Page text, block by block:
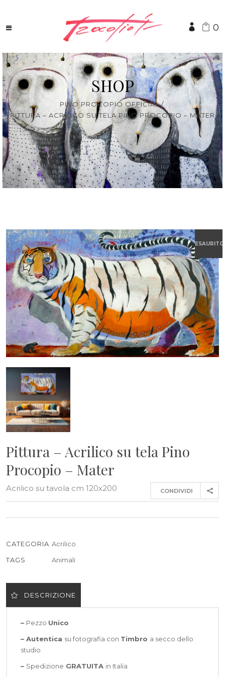
0
SHOP
PINO PROCOPIO OFFICIAL/
PITTURA – ACRILICO SU TELA PINO PROCOPIO – MATER
ESAURITO
Pittura – Acrilico su tela Pino
Procopio – Mater
CONDIVIDI
Acrilico su tavola cm 120x200
CATEGORIA Acrilico
TAGS
Animali
DESCRIZIONE
– Pezzo Unico
– Autentica su fotografia con Timbro a secco dello
studio
– Spedizione GRATUITA in Italia